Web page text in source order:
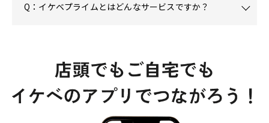
Q：イケベプライムとはどんなサービスですか？